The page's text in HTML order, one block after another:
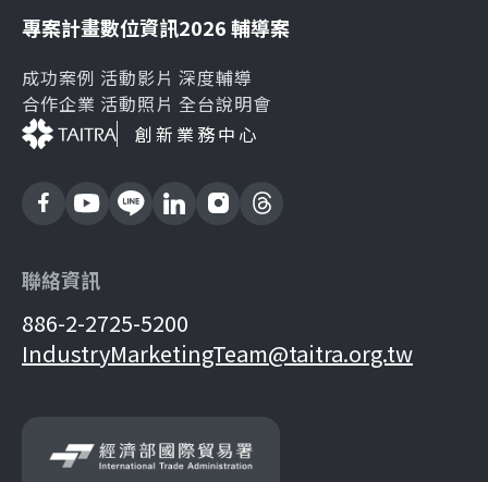
專案計畫
成功案例
合作企業
數位資訊
活動影片
活動照片
2026 輔導案
深度輔導
全台說明會
創新業務中心
聯絡資訊
886-2-2725-5200
IndustryMarketingTeam@taitra.org.tw